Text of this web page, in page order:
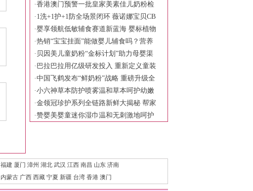
国市场
·香港澳门预警一批皇家美素佳儿奶粉检
出铅超标 品牌方称符合食品安全标准
· 1洗+1护+1防全场景闭环 薇诺娜宝贝CB
ME展现婴童护理新范式
·婴享领航低敏辅食赛道新蓝海 婴标植物
奶米布丁树立行业安全新标杆
·热销“宝宝挂面”能做婴儿辅食吗？营养
针真均衡？
· 贝因美儿童奶粉“金标计划”助力母婴渠
道破局
· 巴拉巴拉用亿级研发投入 重新定义童装
产品力
·中国飞鹤发布“鲜奶粉”战略 重磅升级全
链鲜活守护六大保障
·小六神草本防护喷雾温和草本呵护幼嫩
肌肤 科学陪伴宝宝舒适度夏
·金领冠珍护系列全链路新鲜大揭秘 帮家
长一次性选对新鲜好奶源
·赞婴美婴童迷你湿巾温和无刺激地呵护
福建 厦门 漳州 湖北 武汉 江西 南昌 山东 济南
内蒙古 广西 西藏 宁夏 新疆 台湾 香港 澳门